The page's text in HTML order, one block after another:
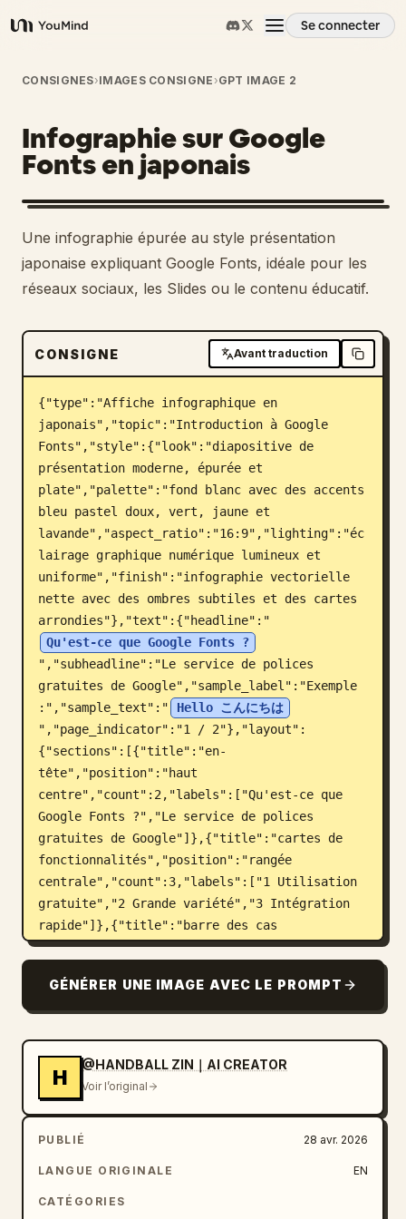
YouMind
Se connecter
Aperçu
Cas d'usage
Compétences
Invites
Télécharger
Blog
Mises à jour
CONSIGNES›IMAGES CONSIGNE ›GPT IMAGE 2
Infographie sur Google
Fonts en japonais
Une infographie épurée au style présentation
japonaise expliquant Google Fonts, idéale pour les
réseaux sociaux, les Slides ou le contenu éducatif.
CONSIGNE Avant traduction
{"type":"Affiche infographique en
japonais","topic":"Introduction à Google
Fonts","style":{"look":"diapositive de
présentation moderne, épurée et
plate","palette":"fond blanc avec des accents
bleu pastel doux, vert, jaune et
lavande","aspect_ratio":"16:9","lighting":"éc
lairage graphique numérique lumineux et
uniforme","finish":"infographie vectorielle
nette avec des ombres subtiles et des cartes
arrondies"},"text":{"headline":"
Qu'est-ce que Google Fonts ?
","subheadline":"Le service de polices
gratuites de Google","sample_label":"Exemple
:","sample_text":"
Hello こんにちは
","page_indicator":"1 / 2"},"layout":
{"sections":[{"title":"en-
tête","position":"haut
centre","count":2,"labels":["Qu'est-ce que
Google Fonts ?","Le service de polices
gratuites de Google"]},{"title":"cartes de
fonctionnalités","position":"rangée
centrale","count":3,"labels":["1 Utilisation
gratuite","2 Grande variété","3 Intégration
rapide"]},{"title":"barre des cas
d'usage","position":"bas gauche vers
pour","Création Web","Création de Slides","UI
d'application"]},{"title":"zone
droite","count":2,"labels":["Exemple
:","Hello こんにちは"]},{"title":"marqueur de
page","position":"coin inférieur
droit","count":1,"labels":["1 /
2"]}],"background_decorations":
{"count":7,"items":["tache organique bleu
pointillée bleue en haut à gauche","anneau
GÉNÉRER UNE IMAGE AVEC LE PROMPT
H
@HANDBALL ZIN｜AI CREATOR
Voir l’original
PUBLIÉ 28 avr. 2026
LANGUE ORIGINALE EN
CATÉGORIES